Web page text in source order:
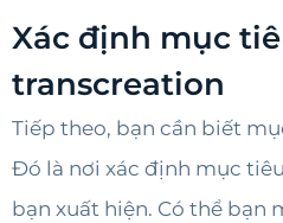
Xác định mục
transcreation
Tiếp theo, bạn cần biết
Đó là nơi xác định mục
bạn xuất hiện. Có thể bạn